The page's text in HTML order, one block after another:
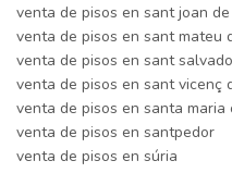
venta de pisos en sant joan
venta de pisos en sant mateu
venta de pisos en sant
venta de pisos en sant vicenç
venta de pisos en santa maria
venta de pisos en santpedor
venta de pisos en súria